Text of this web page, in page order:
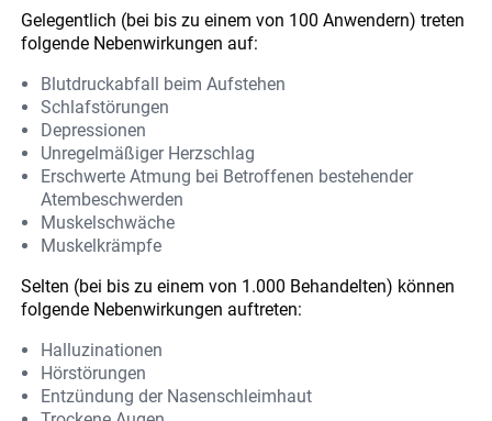
Gelegentlich (bei bis zu einem von 100 Anwendern) treten
folgende Nebenwirkungen auf:
Blutdruckabfall beim Aufstehen
Schlafstörungen
Depressionen
Unregelmäßiger Herzschlag
Erschwerte Atmung bei Betroffenen bestehender
Atembeschwerden
Muskelschwäche
Muskelkrämpfe
Selten (bei bis zu einem von 1.000 Behandelten) können
folgende Nebenwirkungen auftreten:
Halluzinationen
Hörstörungen
Entzündung der Nasenschleimhaut